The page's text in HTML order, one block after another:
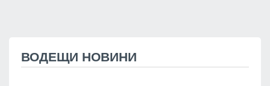
ВОДЕЩИ НОВИНИ